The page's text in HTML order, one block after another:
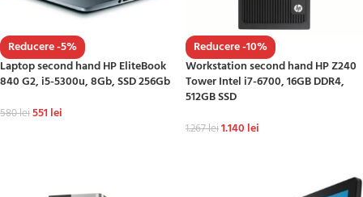
Reducere -5%
Laptop second hand HP EliteBook
840 G2, i5-5300u, 8Gb, SSD 256Gb
580lei551 lei
Reducere -10%
Workstation second hand HP Z240
Tower Intel i7-6700, 16GB DDR4,
512GB SSD
1.267lei1.140 lei